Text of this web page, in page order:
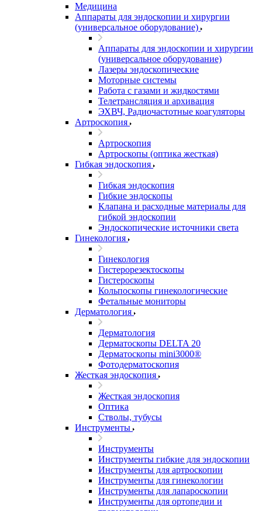
Медицина
Аппараты для эндоскопии и хирургии
(универсальное оборудование)
Аппараты для эндоскопии и хирургии
(универсальное оборудование)
Лазеры эндоскопические
Моторные системы
Работа с газами и жидкостями
Телетрансляция и архивация
ЭХВЧ, Радиочастотные коагуляторы
Артроскопия
Артроскопия
Артроскопы (оптика жесткая)
Гибкая эндоскопия
Гибкая эндоскопия
Гибкие эндоскопы
Клапана и расходные материалы для
гибкой эндоскопии
Эндоскопические источники света
Гинекология
Гинекология
Гистерорезектоскопы
Гистероскопы
Кольпоскопы гинекологические
Фетальные мониторы
Дерматология
Дерматология
Дерматоскопы DELTA 20
Дерматоскопы mini3000®
Фотодерматоскопия
Жесткая эндоскопия
Жесткая эндоскопия
Оптика
Стволы, тубусы
Инструменты
Инструменты
Инструменты гибкие для эндоскопии
Инструменты для артроскопии
Инструменты для гинекологии
Инструменты для лапароскопии
Инструменты для ортопедии и